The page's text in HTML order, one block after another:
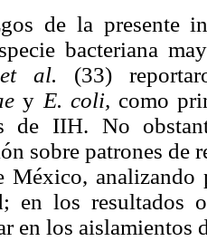
de la presente
bacteriana
et al. (33)
y E. coli, como
de IIH. No
sobre patrones de
México, analizando
en los resultados
en los aislamientos